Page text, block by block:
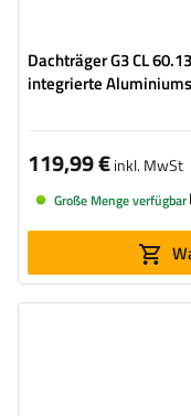
Dachträger G3 CL
integrierte
119,99 €inkl. MwSt
Große Menge verfügbar